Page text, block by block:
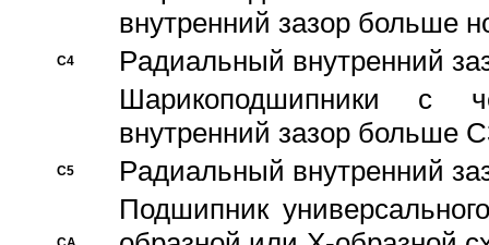
внутренний зазор больше
C4
Pадиальный внутренний
Шарикоподшипники с
внутренний зазор больше
C5 Pадиальный внутренний
Подшипник